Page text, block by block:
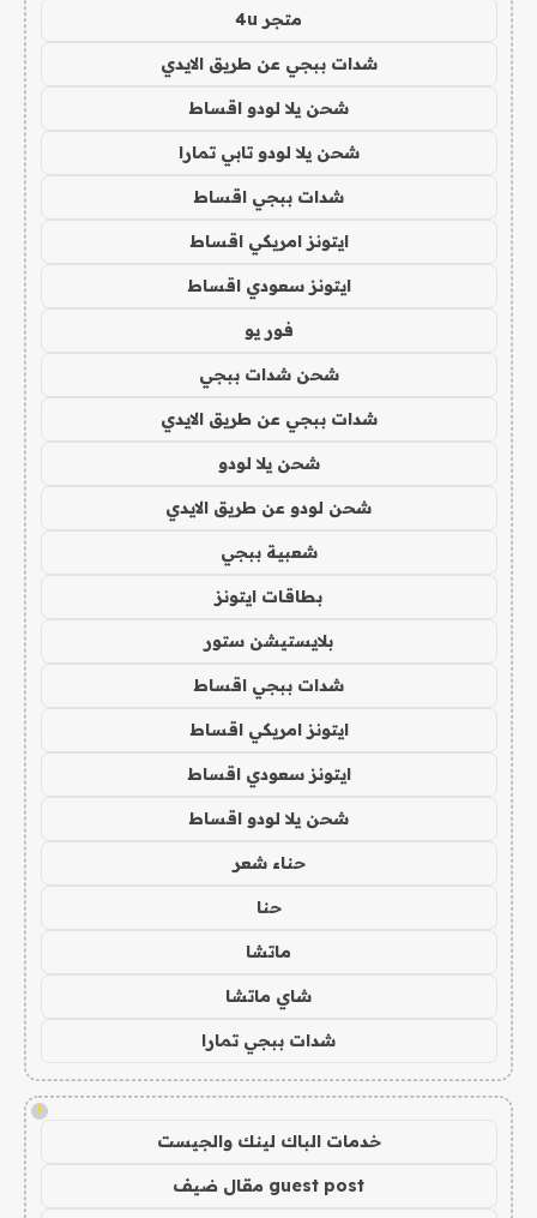
متجر 4u
شدات ببجي عن طريق الايدي
شحن يلا لودو اقساط
شحن يلا لودو تابي تمارا
شدات ببجي اقساط
ايتونز امريكي اقساط
ايتونز سعودي اقساط
فور يو
شحن شدات ببجي
شدات ببجي عن طريق الايدي
شحن يلا لودو
شحن لودو عن طريق الايدي
شعبية ببجي
بطاقات ايتونز
بلايستيشن ستور
شدات ببجي اقساط
ايتونز امريكي اقساط
ايتونز سعودي اقساط
شحن يلا لودو اقساط
حناء شعر
حنا
ماتشا
شاي ماتشا
شدات ببجي تمارا
!
خدمات الباك لينك والجيست
guest post مقال ضيف